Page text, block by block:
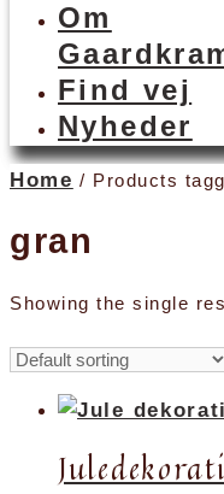
Om
Find vej
Nyheder
Home / Products
gran
Showing the single